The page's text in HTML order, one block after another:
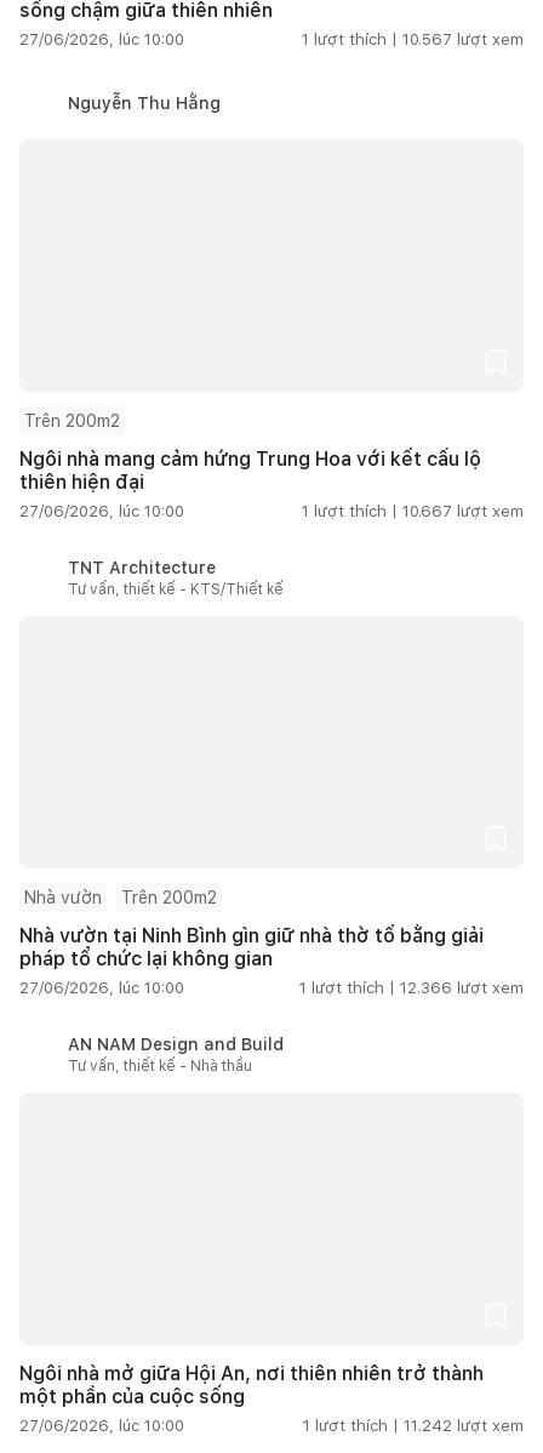
sống chậm giữa thiên nhiên
27/06/2026, lúc 10:00 1 lượt thích | 10.567 lượt xem
Nguyễn Thu Hằng
Trên 200m2
Ngôi nhà mang cảm hứng Trung Hoa với kết cấu lộ
thiên hiện đại
27/06/2026, lúc 10:00 1 lượt thích | 10.667 lượt xem
TNT Architecture
Tư vấn, thiết kế - KTS/Thiết kế
Nhà vườn Trên 200m2
Nhà vườn tại Ninh Bình gìn giữ nhà thờ tổ bằng giải
pháp tổ chức lại không gian
27/06/2026, lúc 10:00 1 lượt thích | 12.366 lượt xem
AN NAM Design and Build
Tư vấn, thiết kế - Nhà thầu
Ngôi nhà mở giữa Hội An, nơi thiên nhiên trở thành
một phần của cuộc sống
27/06/2026, lúc 10:00 1 lượt thích | 11.242 lượt xem